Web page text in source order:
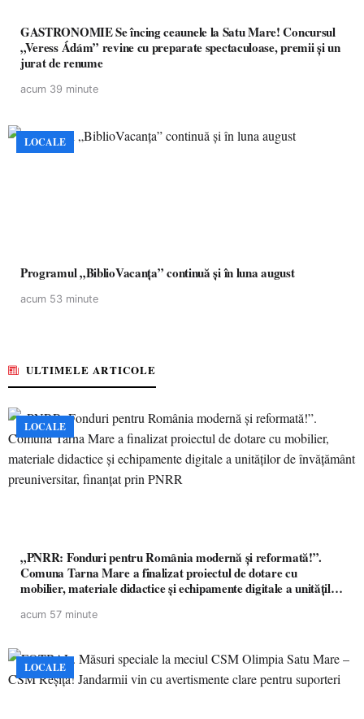
GASTRONOMIE Se încing ceaunele la Satu Mare! Concursul
„Veress Ádám” revine cu preparate spectaculoase, premii și un
jurat de renume
acum 39 minute
LOCALE
Programul „BiblioVacanța” continuă și în luna august
acum 53 minute
ULTIMELE ARTICOLE
LOCALE
„PNRR: Fonduri pentru România modernă și reformată!”.
Comuna Tarna Mare a finalizat proiectul de dotare cu
mobilier, materiale didactice și echipamente digitale a unităților
acum 57 minute
LOCALE